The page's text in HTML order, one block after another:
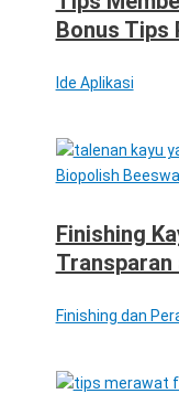
Bonus Tips
Ide Aplikasi
Finishing
Transparan
Finishing dan